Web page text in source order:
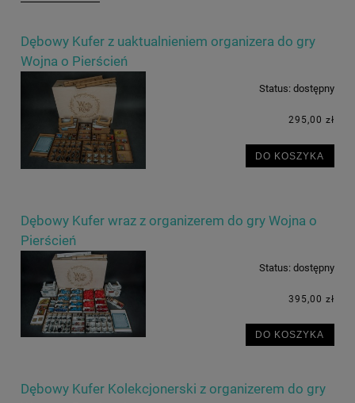
Dębowy Kufer z uaktualnieniem organizera do gry
Wojna o Pierścień
Status: dostępny
295,00 zł
DO KOSZYKA
Dębowy Kufer wraz z organizerem do gry Wojna o
Pierścień
Status: dostępny
395,00 zł
DO KOSZYKA
Dębowy Kufer Kolekcjonerski z organizerem do gry